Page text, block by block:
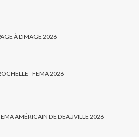
À L'IMAGE 2026
- FEMA 2026
AMÉRICAIN DE DEAUVILLE 2026